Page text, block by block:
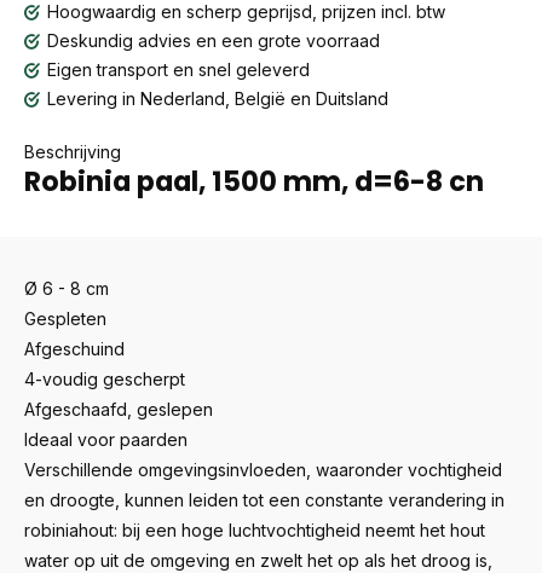
Hoogwaardig en scherp geprijsd, prijzen incl. btw
Deskundig advies en een grote voorraad
Eigen transport en snel geleverd
Levering in Nederland, België en Duitsland
Beschrijving
Robinia paal, 1500 mm, d=6-8 cn
Ø 6 - 8 cm
Gespleten
Afgeschuind
4-voudig gescherpt
Afgeschaafd, geslepen
Ideaal voor paarden
Verschillende omgevingsinvloeden, waaronder vochtigheid
en droogte, kunnen leiden tot een constante verandering in
robiniahout: bij een hoge luchtvochtigheid neemt het hout
water op uit de omgeving en zwelt het op als het droog is,